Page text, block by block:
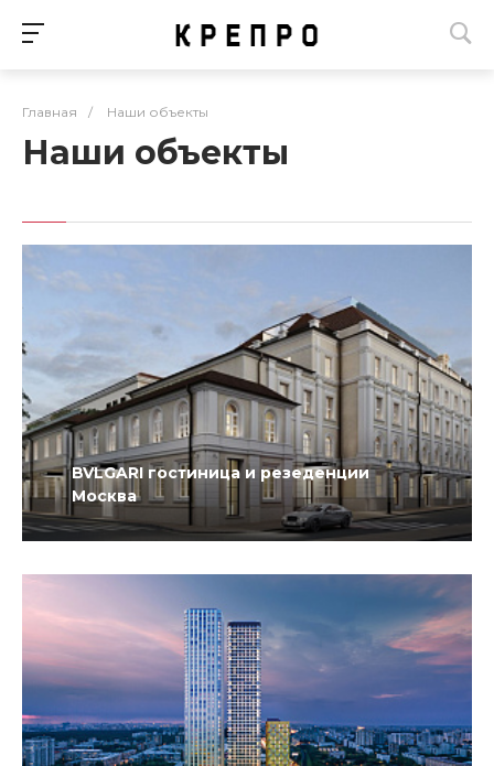
Главная / Наши объекты
Наши объекты
BVLGARI гостиница и резеденции
Москва